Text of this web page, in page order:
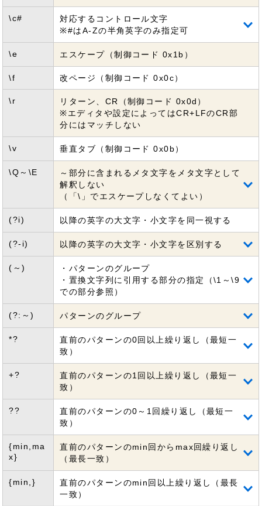
\c#
対応するコントロール文字
※#はA-Zの半角英字のみ指定可
\e エスケープ（制御コード 0x1b）
\f 改ページ（制御コード 0x0c）
\r
リターン、CR（制御コード 0x0d）
※エディタや設定によってはCR+LFのCR部
分にはマッチしない
\v 垂直タブ（制御コード 0x0b）
\Q～\E
～部分に含まれるメタ文字をメタ文字として
解釈しない
（「\」でエスケープしなくてよい）
(?i) 以降の英字の大文字・小文字を同一視する
(?-i) 以降の英字の大文字・小文字を区別する
(～)
・パターンのグループ
・置換文字列に引用する部分の指定（\1～\9
での部分参照）
(?:～) パターンのグループ
*?
直前のパターンの0回以上繰り返し（最短一
致）
+?
直前のパターンの1回以上繰り返し（最短一
致）
??
直前のパターンの0～1回繰り返し（最短一
致）
{min,ma
x}
直前のパターンのmin回からmax回繰り返し
（最長一致）
{min,}
直前のパターンのmin回以上繰り返し（最長
一致）